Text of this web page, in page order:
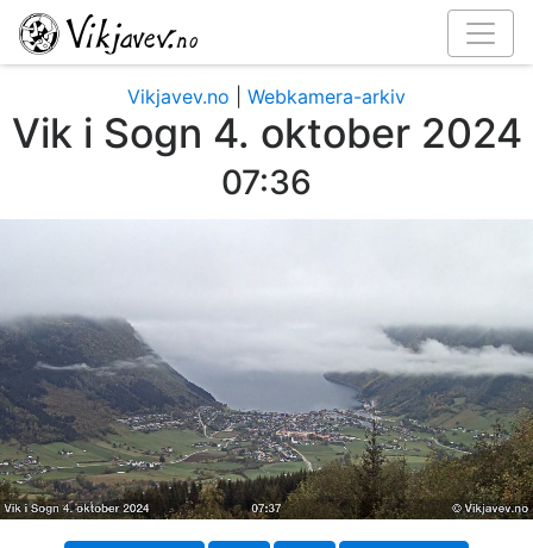
Vikjavev.no Webkamera-arkiv
Vik i Sogn 4. oktober 2024
07:40